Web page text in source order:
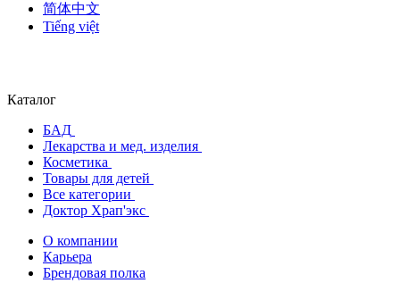
简体中文
Tiếng việt
Каталог
БАД
Лекарства и мед. изделия
Косметика
Товары для детей
Все категории
Доктор Храп'экс
О компании
Карьера
Брендовая полка